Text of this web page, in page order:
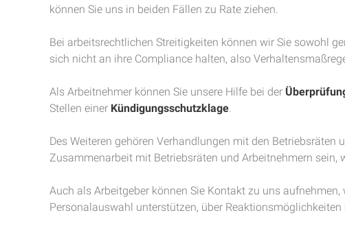
können Sie uns in beiden Fällen zu Rate ziehen.
Bei arbeitsrechtlichen Streitigkeiten können wir Sie sowohl
sich nicht an ihre Compliance halten, also
Als Arbeitnehmer können Sie unsere Hilfe bei der
Stellen einer Kündigungsschutzklage.
Des Weiteren gehören Verhandlungen mit den
Zusammenarbeit mit Betriebsräten und Arbeitnehmern sein,
Auch als Arbeitgeber können Sie Kontakt zu uns aufnehmen,
Personalauswahl unterstützen, über